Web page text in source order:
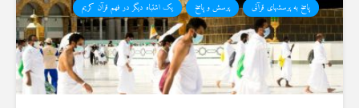
پاسخ به پرسشهای قرآنی پرسش و پاسخ یک اشتباه دیگر در فهم قرآن کریم